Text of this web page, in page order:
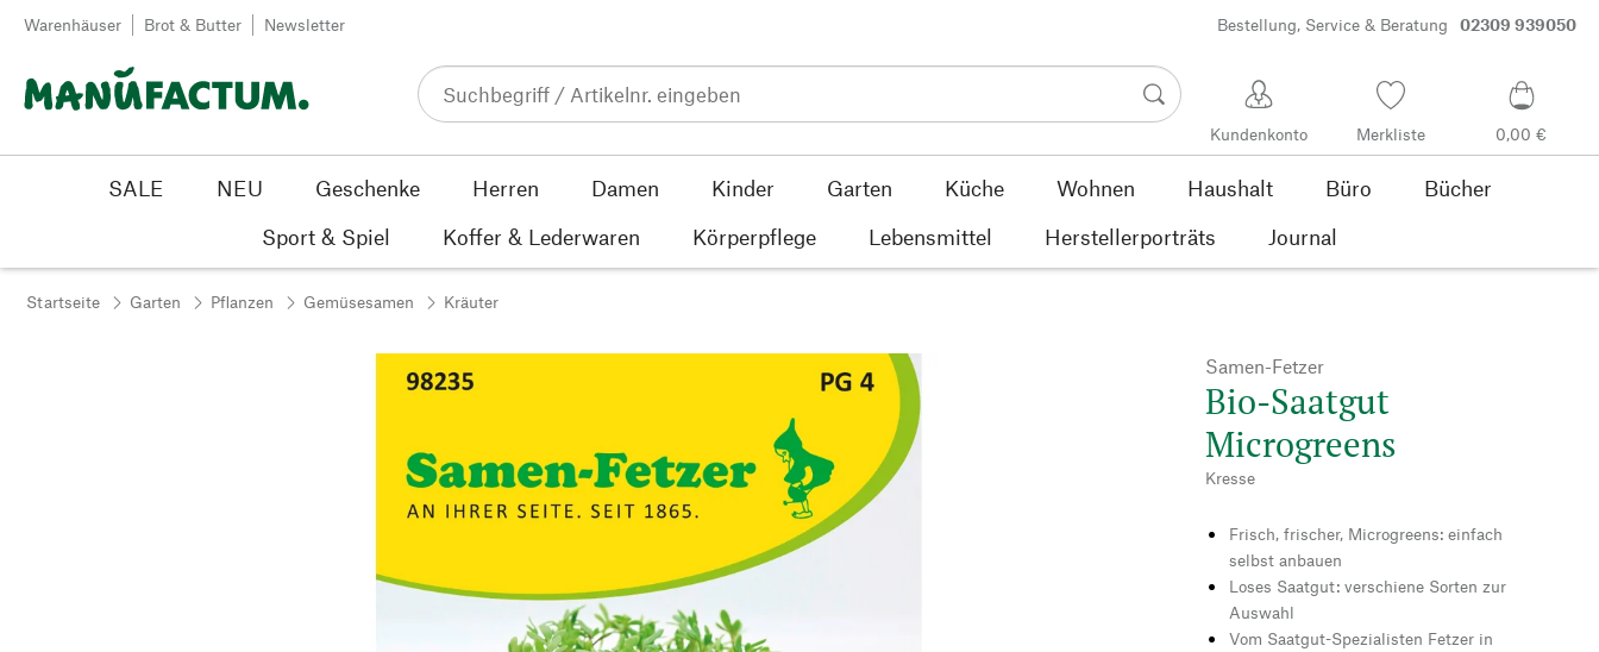
Zum Inhalt springen
Warenhäuser Brot & Butter Newsletter Bestellung, Service & Beratung 02309 939050
Kundenkonto Merkliste 0,00 €
SALE NEU Geschenke Herren Damen Kinder Garten Küche Wohnen Haushalt Büro
Bücher
Sport & Spiel
Koffer & Lederwaren Körperpflege Lebensmittel Herstellerporträts Journal
Startseite Garten Pflanzen Gemüsesamen Kräuter
Samen-Fetzer
Bio-Saatgut
Microgreens
Kresse
Frisch, frischer, Microgreens: einfach
selbst anbauen
Loses Saatgut: verschiene Sorten zur
Auswahl
Vom Saatgut-Spezialisten Fetzer in